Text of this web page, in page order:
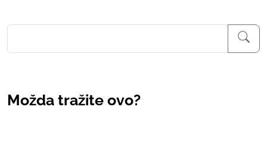
Možda tražite ovo?